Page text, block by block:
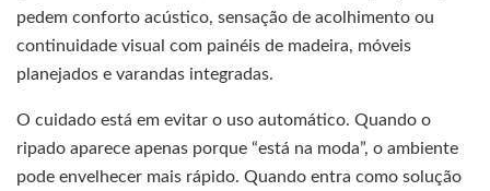
pedem conforto acústico, sensação de acolhimento ou
continuidade visual com painéis de madeira, móveis
planejados e varandas integradas.
O cuidado está em evitar o uso automático. Quando o
ripado aparece apenas porque “está na moda”, o ambiente
pode envelhecer mais rápido. Quando entra como solução